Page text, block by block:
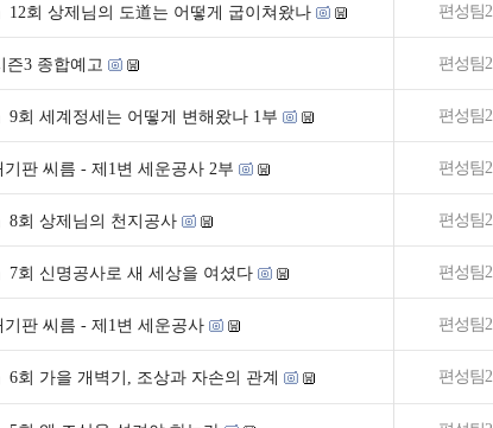
12회 상제님의 도道는 어떻게 굽이쳐왔나 편성팀2
즌3 종합예고 편성팀2
9회 세계정세는 어떻게 변해왔나 1부 편성팀2
기판 씨름 - 제1변 세운공사 2부 편성팀2
8회 상제님의 천지공사 편성팀2
7회 신명공사로 새 세상을 여셨다 편성팀2
기판 씨름 - 제1변 세운공사 편성팀2
6회 가을 개벽기, 조상과 자손의 관계 편성팀2